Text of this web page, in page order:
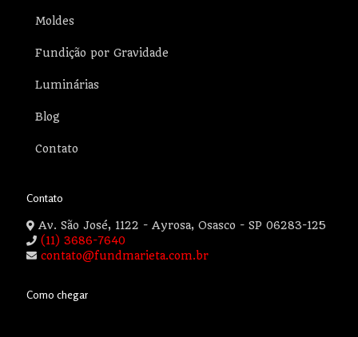
Moldes
Fundição por Gravidade
Luminárias
Blog
Contato
Contato
Av. São José, 1122 - Ayrosa, Osasco - SP 06283-125
(11) 3686-7640
contato@fundmarieta.com.br
Como chegar